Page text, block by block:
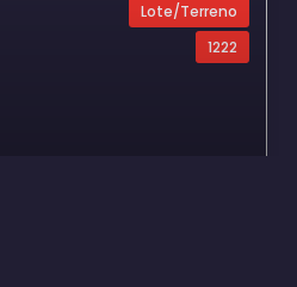
Lote/Terreno
1222